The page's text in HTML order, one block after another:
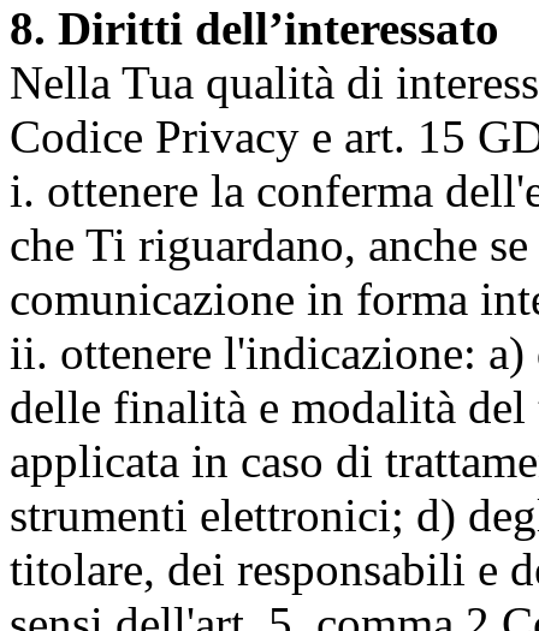
8. Diritti dell’interessato
Nella Tua qualità di
Codice Privacy e art. 15
i. ottenere la conferma
che Ti riguardano, anche
comunicazione in forma
ii. ottenere l'indicazione:
delle finalità e modalità
applicata in caso di
strumenti elettronici; d)
titolare, dei responsabili e